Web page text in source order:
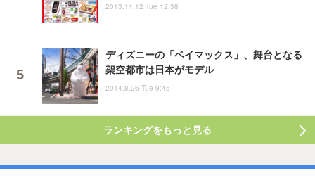
2013.11.12 Tue 12:38
ディズニーの「ベイマックス」、舞台となる
架空都市は日本がモデル
2014.8.26 Tue 9:45
ランキングをもっと見る